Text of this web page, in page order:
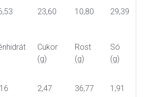
23,60 10,80 29,39
Cukor
(g)
Rost
(g)
Só
(g)
2,47 36,77 1,91